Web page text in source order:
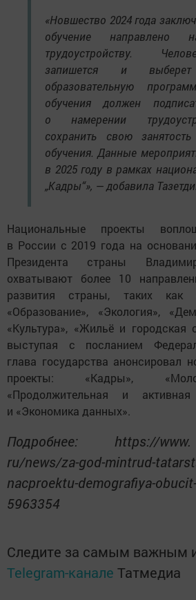
«Новшество 2024 года
обучение направлено
трудоустройству.
запишется и
образовательную
обучения должен
о намерении
сохранить свою
обучения. Данные
в 2025 году в рамках
„Кадры“», — добавила
Национальные проекты
в России с 2019 года на
Президента страны
охватывают более 10
развития страны, таких как
«Образование», «Экология»,
«Культура», «Жильё и городская
выступая с посланием
глава государства анонсировал
проекты: «Кадры»,
«Продолжительная и
и «Экономика данных».
Подробнее: https://
ru/news/za-god-mintrud-
nacproektu-demografiya-
5963354
Следите за самым важным
Telegram-канале Татмедиа